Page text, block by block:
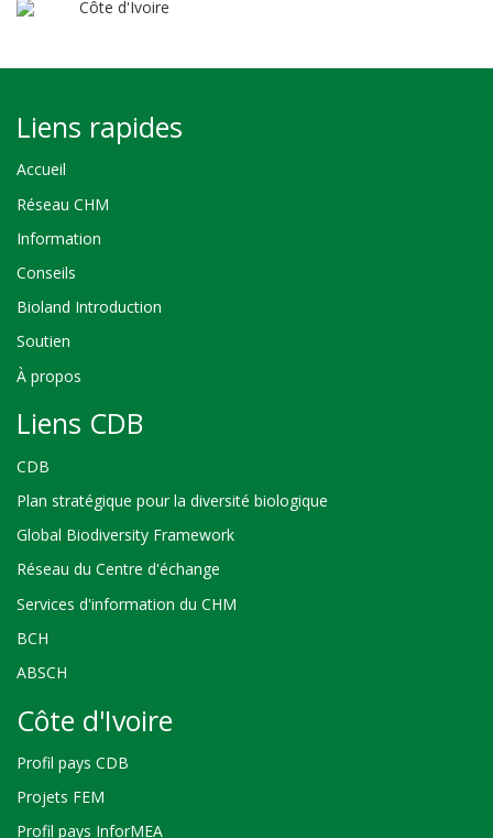
Côte d'Ivoire
Liens rapides
Accueil
Réseau CHM
Information
Conseils
Bioland Introduction
Soutien
À propos
Liens CDB
CDB
Plan stratégique pour la diversité biologique
Global Biodiversity Framework
Réseau du Centre d'échange
Services d'information du CHM
BCH
ABSCH
Côte d'Ivoire
Profil pays CDB
Projets FEM
Profil pays InforMEA